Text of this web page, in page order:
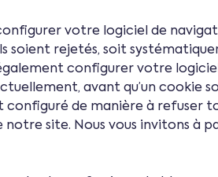
votre logiciel de
soient rejetés, soit
configurer votre
avant qu’un cookie
configuré de manière à refuser
notre site. Nous vous invitons à